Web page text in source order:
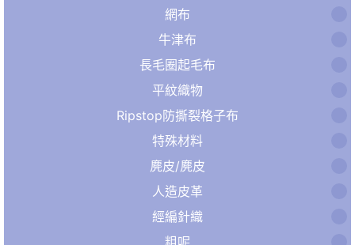
網布
牛津布
長毛圈起毛布
平紋織物
Ripstop防撕裂格子布
特殊材料
麂皮/麂皮
人造皮革
經編針織
粗呢